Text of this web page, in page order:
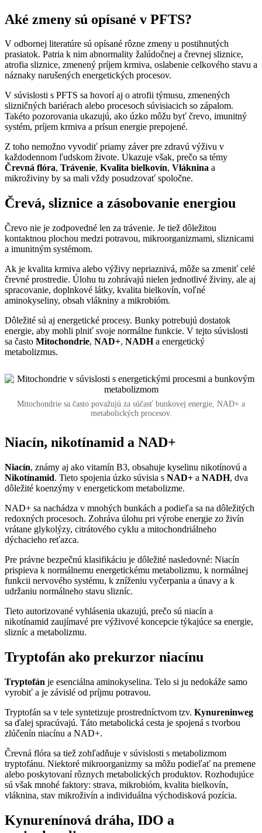
Aké zmeny sú opísané v PFTS?
V odbornej literatúre sú opísané rôzne zmeny u postihnutých
prasiatok. Patria k nim abnormality žalúdočnej a črevnej sliznice,
atrofia sliznice, zmenený príjem krmiva, oslabenie celkového stavu a
náznaky narušených energetických procesov.
V súvislosti s PFTS sa hovorí aj o atrofii týmusu, zmenených
slizničných bariérach alebo procesoch súvisiacich so zápalom.
Takéto pozorovania ukazujú, ako úzko môžu byť črevo, imunitný
systém, príjem krmiva a prísun energie prepojené.
Z toho nemožno vyvodiť priamy záver pre zdravú výživu v
každodennom ľudskom živote. Ukazuje však, prečo sa témy
Črevná flóra, Trávenie, Kvalita bielkovín, Vláknina a
mikroživiny by sa mali vždy posudzovať spoločne.
Črevá, sliznice a zásobovanie energiou
Črevo nie je zodpovedné len za trávenie. Je tiež dôležitou
kontaktnou plochou medzi potravou, mikroorganizmami, sliznicami
a imunitným systémom.
Ak je kvalita krmiva alebo výživy nepriaznivá, môže sa zmeniť celé
črevné prostredie. Úlohu tu zohrávajú nielen jednotlivé živiny, ale aj
spracovanie, doplnkové látky, kvalita bielkovín, voľné
aminokyseliny, obsah vlákniny a mikrobióm.
Dôležité sú aj energetické procesy. Bunky potrebujú dostatok
energie, aby mohli plniť svoje normálne funkcie. V tejto súvislosti
sa často Mitochondrie, NAD+, NADHa energetický
metabolizmus.
Mitochondrie sa často považujú za súčasť bunkovej energie, NAD+ a
metabolických procesov.
Niacín, nikotínamid a NAD+
Niacín, známy aj ako vitamín B3, obsahuje kyselinu nikotínovú a
Nikotínamid. Tieto spojenia úzko súvisia s NAD+ a NADH, dva
dôležité koenzýmy v energetickom metabolizme.
NAD+ sa nachádza v mnohých bunkách a podieľa sa na dôležitých
redoxných procesoch. Zohráva úlohu pri výrobe energie zo živín
vrátane glykolýzy, citrátového cyklu a mitochondriálneho
dýchacieho reťazca.
Pre právne bezpečnú klasifikáciu je dôležité nasledovné: Niacín
prispieva k normálnemu energetickému metabolizmu, k normálnej
funkcii nervového systému, k zníženiu vyčerpania a únavy a k
udržaniu normálneho stavu slizníc.
Tieto autorizované vyhlásenia ukazujú, prečo sú niacín a
nikotínamid zaujímavé pre výživové koncepcie týkajúce sa energie,
slizníc a metabolizmu.
Tryptofán ako prekurzor niacínu
Tryptofán je esenciálna aminokyselina. Telo si ju nedokáže samo
vyrobiť a je závislé od príjmu potravou.
Tryptofán sa v tele syntetizuje prostredníctvom tzv. Kynureninweg
sa ďalej spracúvajú. Táto metabolická cesta je spojená s tvorbou
zlúčenín niacínu a NAD+.
Črevná flóra sa tiež zohľadňuje v súvislosti s metabolizmom
tryptofánu. Niektoré mikroorganizmy sa môžu podieľať na premene
alebo poskytovaní rôznych metabolických produktov. Rozhodujúce
sú však mnohé faktory: strava, mikrobióm, kvalita bielkovín,
vláknina, stav mikroživín a individuálna východisková pozícia.
Kynurenínová dráha, IDO a